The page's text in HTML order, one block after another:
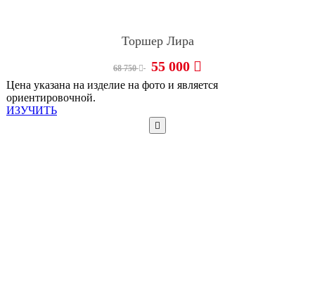
Торшер Лира
68 750 55 000
Цена указана на изделие на фото и является
ориентировочной.
ИЗУЧИТЬ